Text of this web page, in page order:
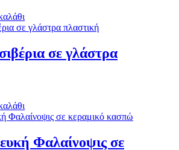
σε γλάστρα
Φαλαίνοψις σε